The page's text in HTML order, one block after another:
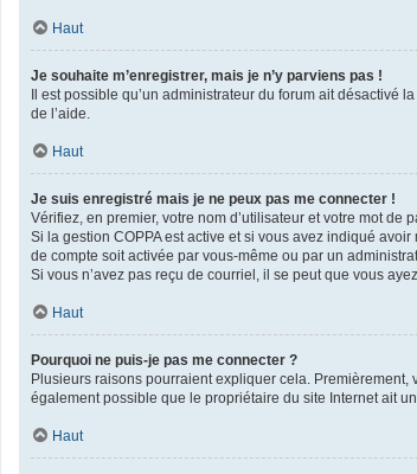
Haut
Je souhaite m’enregistrer, mais je n’y parviens pas !
Il est possible qu’un administrateur du forum ait
de l’aide.
Haut
Je suis enregistré mais je ne peux pas me connecter !
Vérifiez, en premier, votre nom d’utilisateur et votre mot de
Si la gestion COPPA est active et si vous avez indiqué
de compte soit activée par vous-même ou par un
Si vous n’avez pas reçu de courriel, il se peut que vous
Haut
Pourquoi ne puis-je pas me connecter ?
Plusieurs raisons pourraient expliquer cela. Premièrement,
également possible que le propriétaire du site Internet ait
Haut